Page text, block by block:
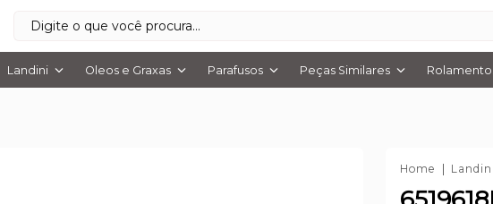
Landini Oleos e Graxas Parafusos Peças Similares
Home